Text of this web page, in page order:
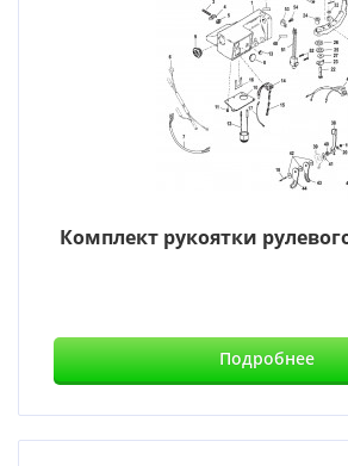
Комплект рукоятки
Подробнее